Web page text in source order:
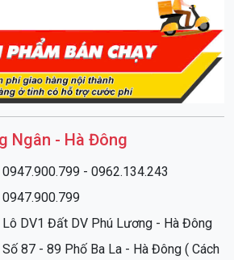
Ngân - Hà Đông
0947.900.799 - 0962.134.243
0947.900.799
Lô DV1 Đất DV Phú Lương - Hà Đông
Số 87 - 89 Phố Ba La - Hà Đông ( Cách